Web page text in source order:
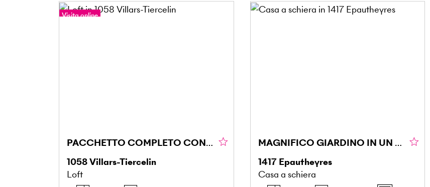
Visita online
PACCHETTO COMPLETO CON RENDIMENTO STABILE
1058Villars-Tiercelin
Loft
MAGNIFICO GIARDINO IN UN AMBIENTE TRANQUILLO
1417 Epautheyres
Casa a schiera